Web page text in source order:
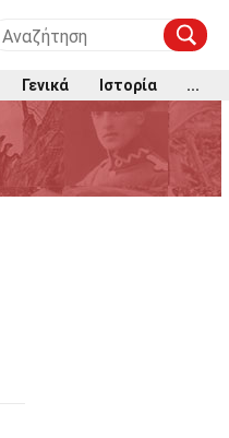
Γενικά Ιστορία ...